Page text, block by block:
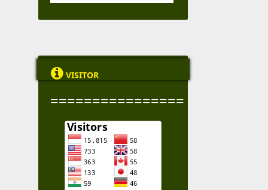
 VISITOR
================